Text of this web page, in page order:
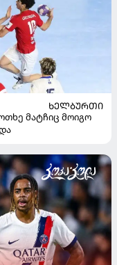
ᲮᲔᲚᲑᲣᲠᲗᲘ
მატჩიც მოიგო